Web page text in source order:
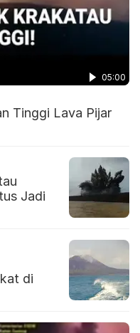
05:00
Tinggi Lava Pijar
Jadi
di